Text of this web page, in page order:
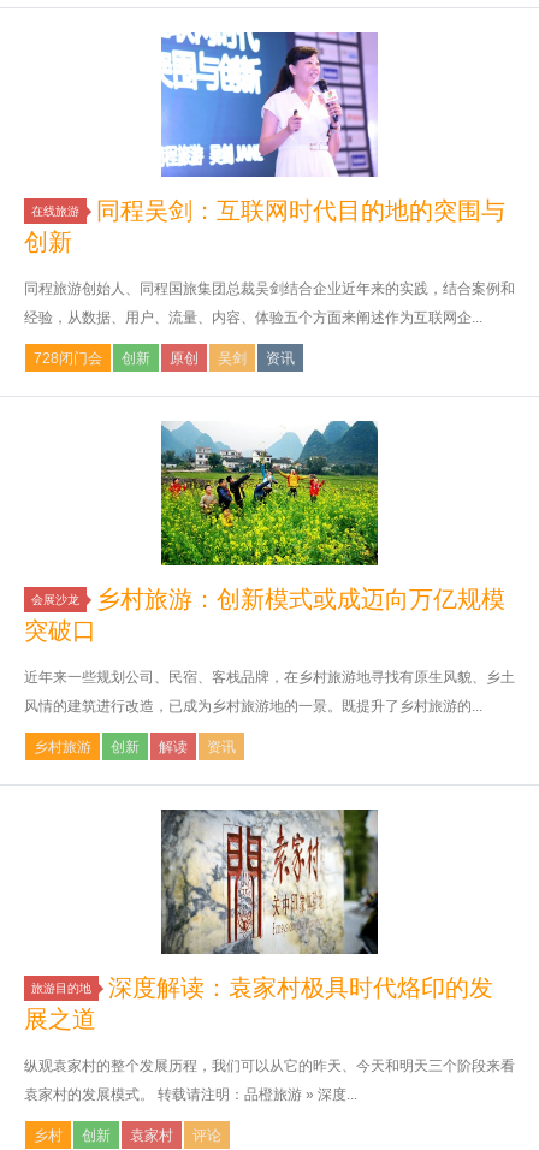
在线旅游
同程吴剑：互联网时代目的地的突围与
创新
同程旅游创始人、同程国旅集团总裁吴剑结合企业近年来的实践，结合案例和
经验，从数据、用户、流量、内容、体验五个方面来阐述作为互联网企...
728闭门会 创新 原创 吴剑 资讯
会展沙龙
乡村旅游：创新模式或成迈向万亿规模
突破口
近年来一些规划公司、民宿、客栈品牌，在乡村旅游地寻找有原生风貌、乡土
风情的建筑进行改造，已成为乡村旅游地的一景。既提升了乡村旅游的...
乡村旅游 创新 解读 资讯
旅游目的地
深度解读：袁家村极具时代烙印的发
展之道
纵观袁家村的整个发展历程，我们可以从它的昨天、今天和明天三个阶段来看
袁家村的发展模式。 转载请注明：品橙旅游 » 深度...
乡村 创新 袁家村 评论